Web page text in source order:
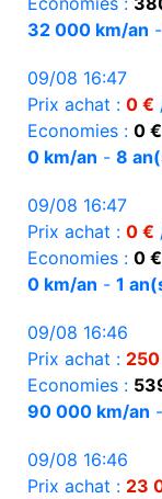
32 000 km/an -
09/08 16:47
Prix achat : 0 €
Economies : 0
0 km/an - 8
09/08 16:47
Prix achat : 0 €
Economies : 0
0 km/an - 1
09/08 16:46
Prix achat :
Economies :
90 000 km/an -
09/08 16:46
Prix achat : 23